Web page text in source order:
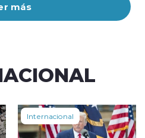
más
Internacional